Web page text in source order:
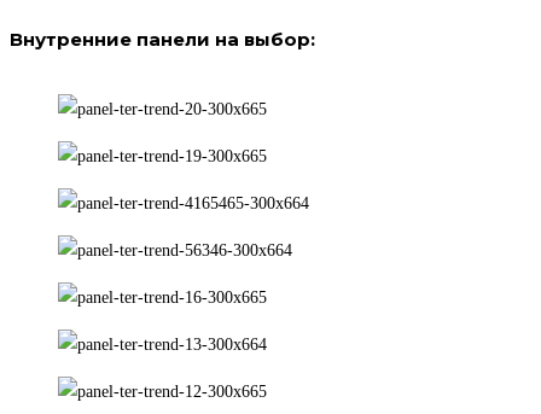
Внутренние панели на выбор: